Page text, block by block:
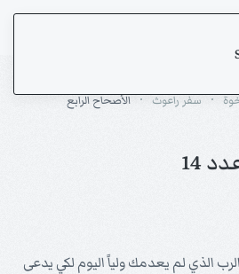
سفر راعوث الأصحاح الرابع
14
الذي لم يعدمك ولياً اليوم لكي يدعى